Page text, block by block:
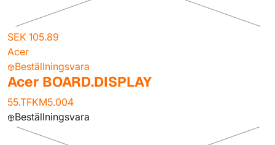
SEK 105.89
Acer
Beställningsvara
Acer BOARD.DISPLAY
55.TFKM5.004
Beställningsvara